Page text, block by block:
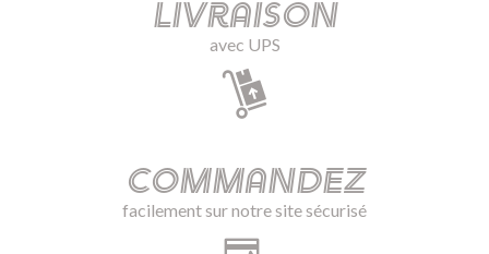
Livraison
avec UPS
Commandez
facilement sur notre site sécurisé